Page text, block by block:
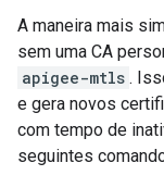
A maneira mais
sem uma CA
apigee-mtls .
e gera novos
com tempo de
seguintes